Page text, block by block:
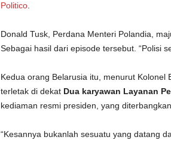
Politico.
Donald Tusk, Perdana Menteri Polandia,
Sebagai hasil dari episode tersebut. “Polisi
Kedua orang Belarusia itu, menurut Kolonel
terletak di dekat Dua karyawan Layanan
kediaman resmi presiden, yang
“Kesannya bukanlah sesuatu yang datang